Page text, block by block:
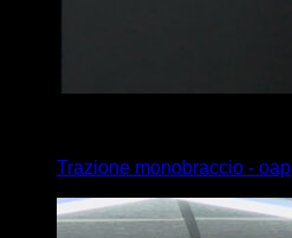
Trazione monobraccio - oap